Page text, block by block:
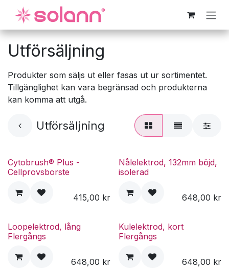
Hoppa till innehåll
Utförsäljning
Produkter som säljs ut eller fasas ut ur sortimentet.
Tillgänglighet kan vara begränsad och produkterna
kan komma att utgå.
Utförsäljning
Cytobrush® Plus -
Cellprovsborste
415,00 kr
Nålelektrod, 132mm böjd,
isolerad
648,00 kr
Loopelektrod, lång
Flergångs
648,00 kr
Kulelektrod, kort
Flergångs
648,00 kr